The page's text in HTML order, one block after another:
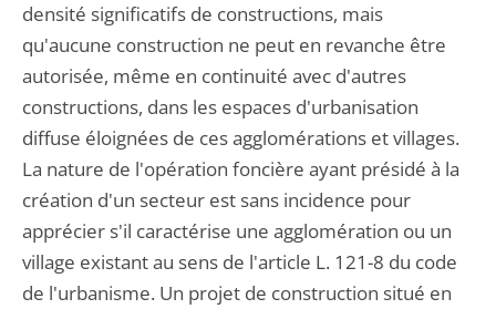
densité significatifs de constructions, mais
qu'aucune construction ne peut en revanche être
autorisée, même en continuité avec d'autres
constructions, dans les espaces d'urbanisation
diffuse éloignées de ces agglomérations et villages.
La nature de l'opération foncière ayant présidé à la
création d'un secteur est sans incidence pour
apprécier s'il caractérise une agglomération ou un
village existant au sens de l'article L. 121-8 du code
de l'urbanisme. Un projet de construction situé en